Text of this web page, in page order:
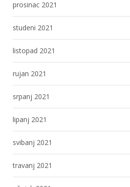
prosinac 2021
studeni 2021
listopad 2021
rujan 2021
srpanj 2021
lipanj 2021
svibanj 2021
travanj 2021